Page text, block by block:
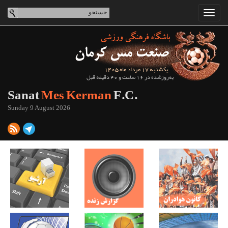
یکشنبه 17 مرداد ماه 1405
به‌روزشده در 16 ساعت و 40 دقیقه قبل
SanatMes KermanF.C.
Sunday 9 August 2026